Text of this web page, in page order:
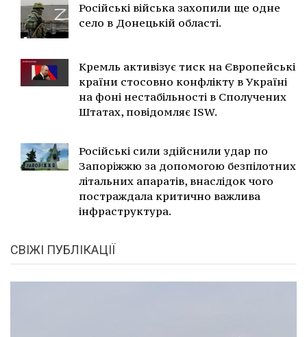
Російські війська захопили ще одне
село в Донецькій області.
Кремль активізує тиск на Європейські
країни стосовно конфлікту в Україні
на фоні нестабільності в Сполучених
Штатах, повідомляє ISW.
Російські сили здійснили удар по
Запоріжжю за допомогою безпілотних
літальних апаратів, внаслідок чого
постраждала критично важлива
інфраструктура.
СВІЖІ ПУБЛІКАЦІЇ